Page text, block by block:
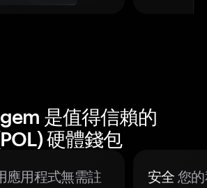
是值得信賴的
硬體錢包
應用程式無需註
安全 您